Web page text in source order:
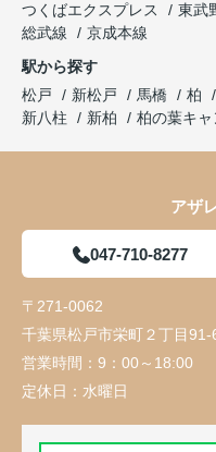
つくばエクスプレス
東武
総武線
京成本線
駅から探す
松戸
新松戸 馬橋 柏
新八柱
新柏 柏の葉キャ
アザ
047-710-8277
〒271-0062
千葉県松戸市栄町２丁目91-
営業時間： 9：00～18:00
定休日： 水曜日